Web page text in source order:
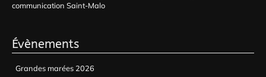
communication Saint-Malo
Évènements
Grandes marées 2026